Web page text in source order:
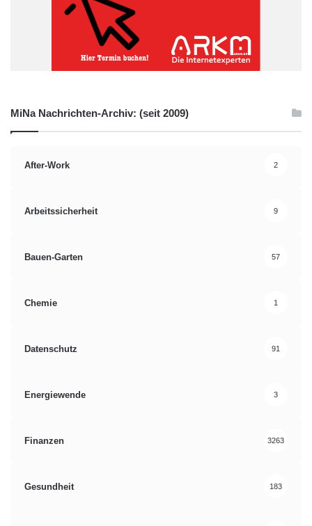
MiNa Nachrichten-Archiv: (seit 2009)
After-Work 2
Arbeitssicherheit 9
Bauen-Garten 57
Chemie 1
Datenschutz 91
Energiewende 3
Finanzen 3263
Gesundheit 183